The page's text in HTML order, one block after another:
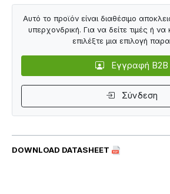
DOWNLOAD DATASHEET
Αυτό το προϊόν είναι διαθέσιμο
υπερχονδρική. Για να δείτε τιμές ή
επιλέξτε μια επιλογή
Εγγραφή B2B
Σύνδεση